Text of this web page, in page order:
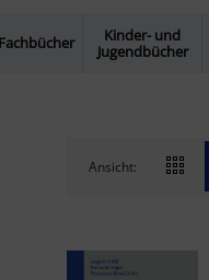
Fachbücher
Kinder- und
Jugendbücher
Ansicht: